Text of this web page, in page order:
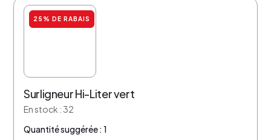
25% DE RABAIS
Surligneur Hi-Liter vert
En stock : 32
Quantité suggérée : 1